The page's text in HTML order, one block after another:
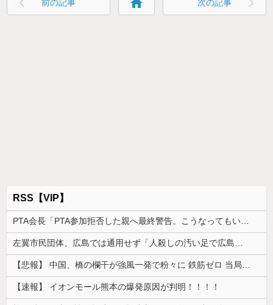
前の記事 home 次の記事
RSS【VIP】
【速報】 イオンモール熊本の爆発原因が判明！！！！